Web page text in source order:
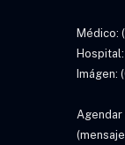
Médico:
Imágen:
Agendar